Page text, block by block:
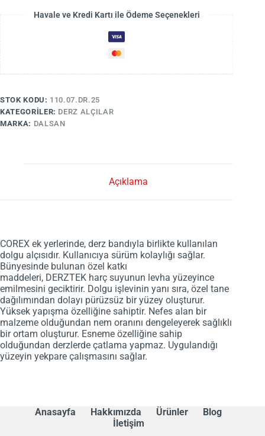
Havale ve Kredi Kartı ile Ödeme Seçenekleri
STOK KODU: 110.07.DR.25
KATEGORILER: DERZ ALÇILAR
MARKA: DALSAN
Açıklama
COREX ek yerlerinde, derz bandıyla birlikte kullanılan
dolgu alçısıdır. Kullanıcıya sürüm kolaylığı sağlar.
Bünyesinde bulunan özel katkı
maddeleri, DERZTEK harç suyunun levha yüzeyince
emilmesini geciktirir. Dolgu işlevinin yanı sıra, özel tane
dağılımından dolayı pürüzsüz bir yüzey oluşturur.
Yüksek yapışma özelliğine sahiptir. Nefes alan bir
malzeme olduğundan nem oranını dengeleyerek sağlıklı
bir ortam oluşturur. Esneme özelliğine sahip
olduğundan derzlerde çatlama yapmaz. Uygulandığı
yüzeyin yekpare çalışmasını sağlar.
Anasayfa Hakkımızda Ürünler
Blog
İletişim